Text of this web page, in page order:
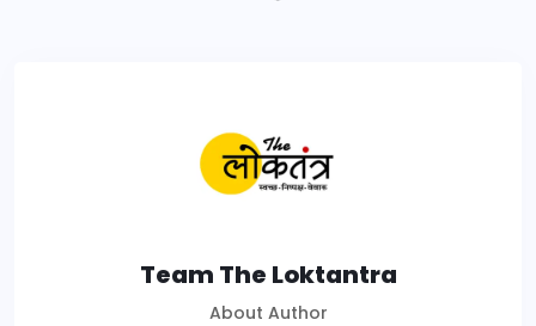
Team The Loktantra
About Author